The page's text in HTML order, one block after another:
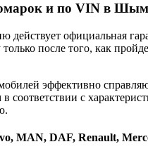
и по VIN в
официальная
после того, как
эффективно
соответствии с
MAN, DAF, Renault,